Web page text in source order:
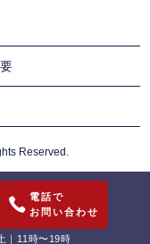
Reserved.
電話で
お問い合わせ
｜11時〜19時